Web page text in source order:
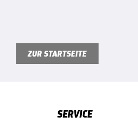
ZUR STARTSEITE
SERVICE